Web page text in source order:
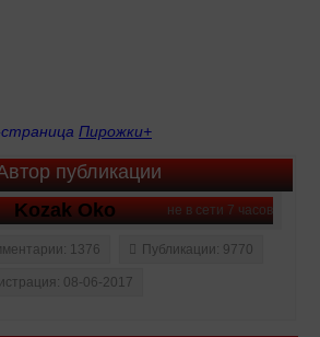
Пирожки+
публикации
не в сети 7 часов
Kozak Oko
1376
Публикации: 9770
08-06-2017